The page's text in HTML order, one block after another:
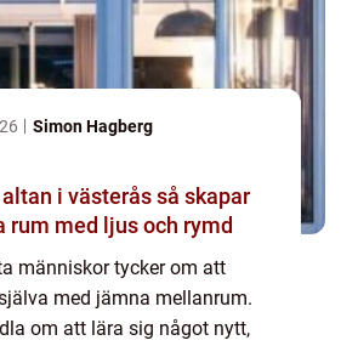
Simon Hagberg
i västerås så skapar
rum med ljus och rymd
människor tycker om att
med jämna mellanrum.
om att lära sig något nytt,